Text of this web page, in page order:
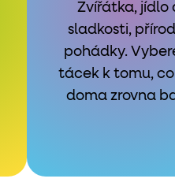
Zvířátka, jídlo
sladkosti,
pohádky.
tácek k tomu, co
doma zrovna